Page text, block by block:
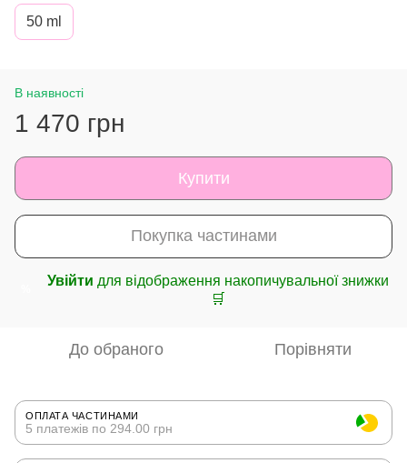
50 ml
В наявності
1 470 грн
Купити
Покупка частинами
Увійти для відображення накопичувальної знижки
🛒
До обраного Порівняти
ОПЛАТА ЧАСТИНАМИ
5 платежів по 294.00 грн